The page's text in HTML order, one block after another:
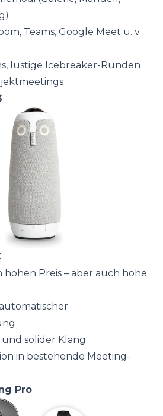
Teams, Google Meet u. v.
lustige Icebreaker-Runden
Preis – aber auch hohe
solider Klang
in bestehende Meeting-
Pro